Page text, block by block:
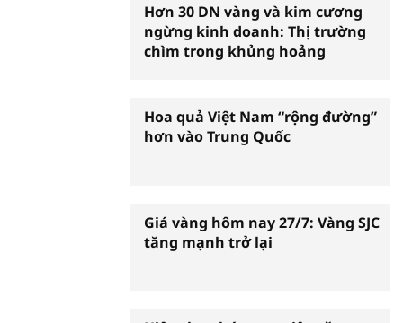
Hơn 30 DN vàng và kim cương
ngừng kinh doanh: Thị trường
chìm trong khủng hoảng
Hoa quả Việt Nam “rộng đường”
hơn vào Trung Quốc
Giá vàng hôm nay 27/7: Vàng SJC
tăng mạnh trở lại